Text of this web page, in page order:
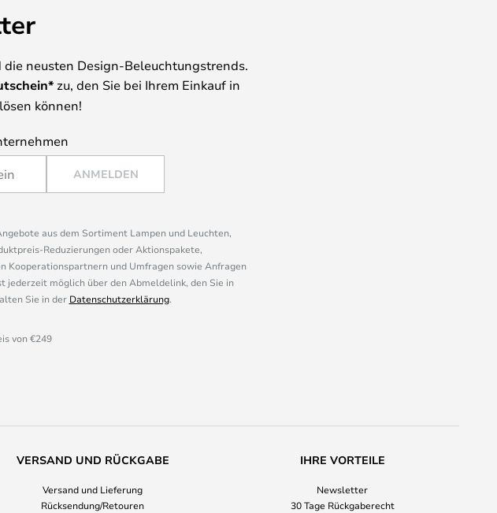
neusten Design-Beleuchtungstrends.
zu, den Sie bei Ihrem Einkauf in
können!
ANMELDEN
aus dem Sortiment Lampen und Leuchten,
Reduzierungen oder Aktionspakete,
Kooperationspartnern und Umfragen sowie Anfragen
möglich über den Abmeldelink, den Sie in
Sie in der Datenschutzerklärung.
von €249
VERSAND UND RÜCKGABE
Versand und Lieferung
Rücksendung/Retouren
IHRE VORTEILE
Newsletter
30 Tage Rückgaberecht